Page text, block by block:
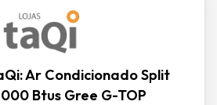
Ar Condicionado Split
Btus Gree G-TOP